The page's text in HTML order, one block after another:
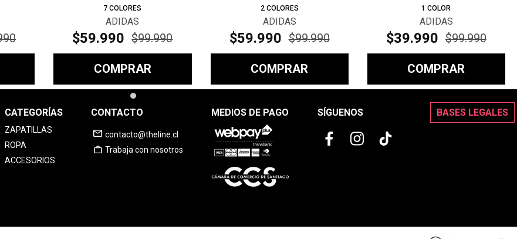
7 COLORES
ADIDAS
$59.990 $99.990
COMPRAR
2 COLORES
ADIDAS
$59.990 $99.990
COMPRAR
1 COLOR
ADIDAS
$39.990 $99.990
COMPRAR
CATEGORÍAS
ZAPATILLAS
ROPA
ACCESORIOS
CONTACTO
contacto@theline.cl
Trabaja con nosotros
MEDIOS DE PAGO SÍGUENOS BASES LEGALES